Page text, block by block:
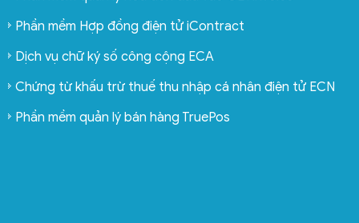
Phần mềm Hợp đồng điện tử iContract
Dịch vụ chữ ký số công cộng ECA
Chứng từ khấu trừ thuế thu nhập cá nhân điện tử ECN
Phần mềm quản lý bán hàng TruePos